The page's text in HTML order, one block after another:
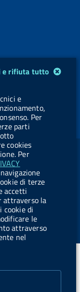
e rifiuta tutto
e
Per
parti
cookies
Per
di terze
accetti
attraverso la
di
le
attraverso
nel